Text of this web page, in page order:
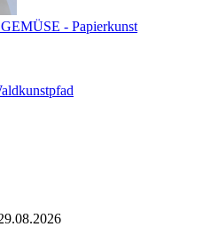
- Papierkunst